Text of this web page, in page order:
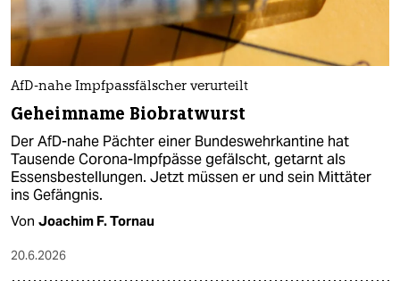
AfD-nahe Impfpassfälscher verurteilt
Geheimname Biobratwurst
Der AfD-nahe Pächter einer Bundeswehrkantine hat
Tausende Corona-Impfpässe gefälscht, getarnt als
Essensbestellungen. Jetzt müssen er und sein Mittäter
ins Gefängnis.
Von Joachim F. Tornau
20.6.2026